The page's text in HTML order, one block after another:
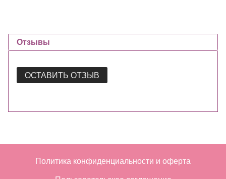
Отзывы
ОСТАВИТЬ ОТЗЫВ
Политика конфиденциальности и оферта